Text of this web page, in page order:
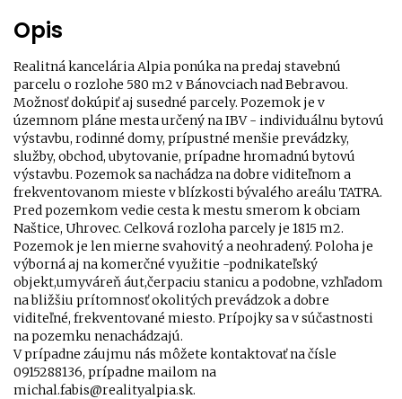
Opis
Realitná kancelária Alpia ponúka na predaj stavebnú
parcelu o rozlohe 580 m2 v Bánovciach nad Bebravou.
Možnosť dokúpiť aj susedné parcely. Pozemok je v
územnom pláne mesta určený naIBV - individuálnu bytovú
výstavbu, rodinné domy, prípustné menšie prevádzky,
služby, obchod, ubytovanie, prípadne hromadnú bytovú
výstavbu. Pozemok sa nachádza na dobre viditeľnom a
frekventovanom mieste v blízkosti bývalého areálu TATRA.
Pred pozemkom vedie cesta k mestu smerom k obciam
Naštice, Uhrovec. Celková rozloha parcely je 1815 m2.
Pozemok je len mierne svahovitý a neohradený. Poloha je
výborná aj na komerčné využitie -podnikateľský
objekt,umyváreň áut,čerpaciu stanicu a podobne, vzhľadom
na bližšiu prítomnosť okolitých prevádzok a dobre
viditeľné, frekventované miesto. Prípojky sa v súčastnosti
na pozemku nenachádzajú.
V prípadne záujmu nás môžete kontaktovať na čísle
0915288136, prípadne mailom na
michal.fabis@realityalpia.sk.